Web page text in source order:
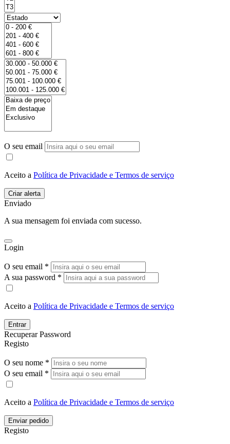
O seu email
Aceito a Política de Privacidade e Termos de serviço
Enviado
A sua mensagem foi enviada com sucesso.
Login
O seu email *
A sua password *
Aceito a Política de Privacidade e Termos de serviço
Entrar
Recuperar Password
Registo
O seu nome *
O seu email *
Aceito a Política de Privacidade e Termos de serviço
Enviar pedido
Registo